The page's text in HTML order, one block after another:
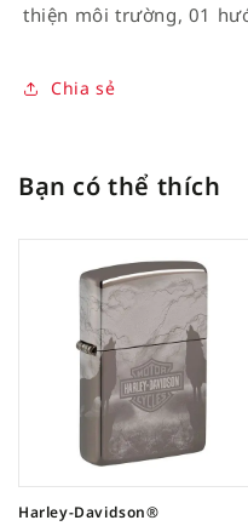
thiện môi trường, 01
Chia sẻ
Bạn có thể thích
Harley-Davidson®